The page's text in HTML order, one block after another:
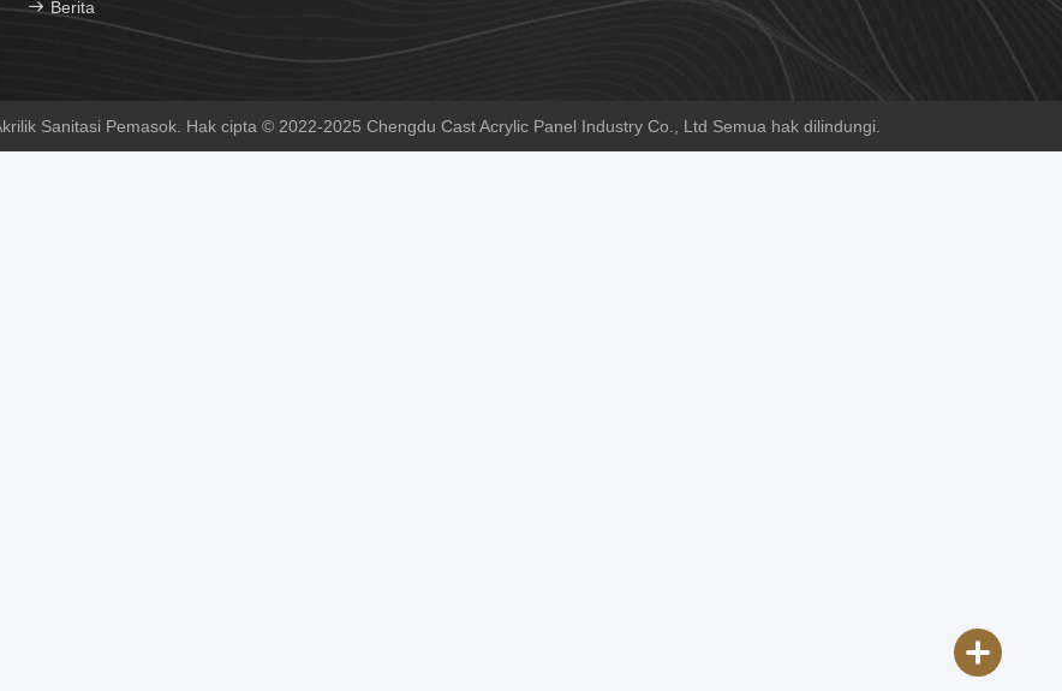
Berita
Sanitasi Pemasok. Hak cipta © 2022-2025 Chengdu Cast Acrylic Panel Industry Co., Ltd Semua hak dilindungi.